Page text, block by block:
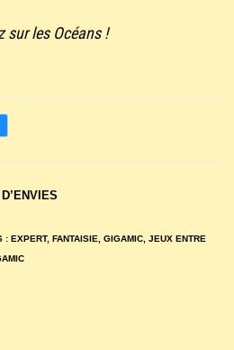
sur les Océans !
: EXPERT, FANTAISIE GIGAMIC JEUX ENTRE